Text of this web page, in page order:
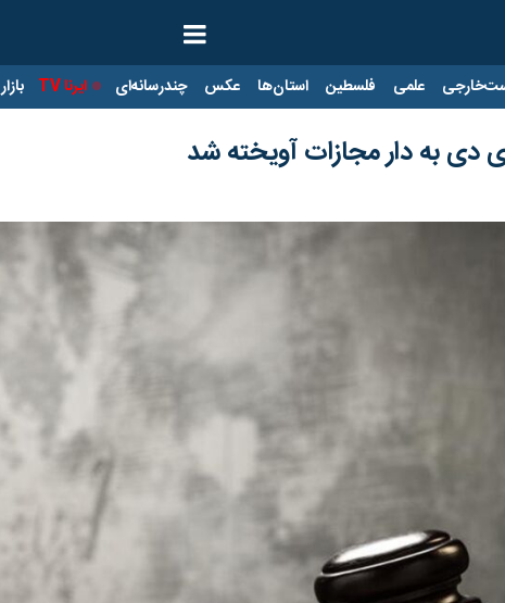
علمی فلسطین استان‌ها عکس چندرسانه‌ای ایرنا TV بازار
به دار مجازات آویخته شد